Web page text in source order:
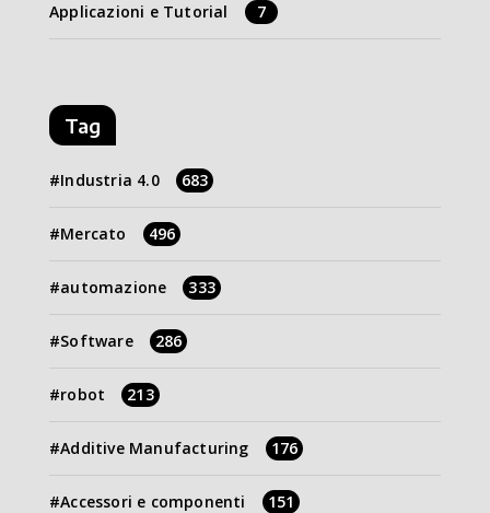
Applicazioni e Tutorial 7
Tag
Industria 4.0 683
Mercato 496
automazione 333
Software 286
robot 213
Additive Manufacturing 176
Accessori e componenti 151